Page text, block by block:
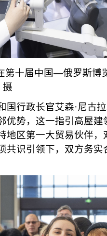
第十届中国—俄罗斯博
摄
国行政长官艾森·尼古
优势，这一指引高屋
地区第一大贸易伙伴
共识引领下，双方务